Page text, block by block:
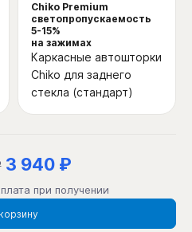
Chiko Premium
светопропускаемость
5-15%
на зажимах
Каркасные автошторки
Chiko для заднего
стекла (стандарт)
3 940 ₽
при получении